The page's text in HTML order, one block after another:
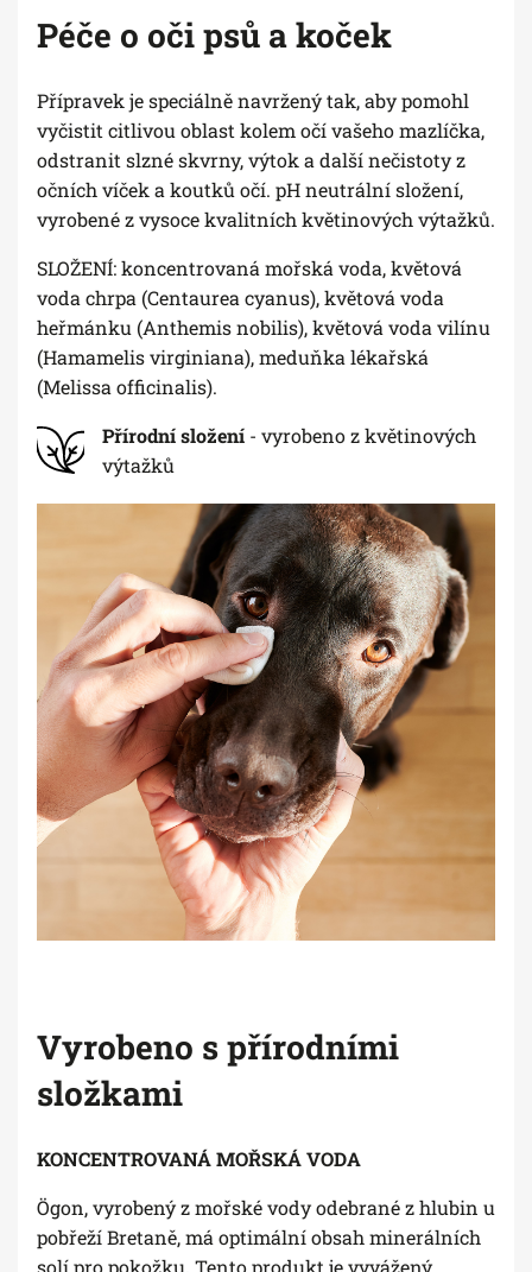
Péče o oči psů a koček
Přípravek je speciálně navržený tak, aby pomohl
vyčistit citlivou oblast kolem očí vašeho mazlíčka,
odstranit slzné skvrny, výtok a další nečistoty z
očních víček a koutků očí. pH neutrální složení,
vyrobené z vysoce kvalitních květinových výtažků.
SLOŽENÍ: koncentrovaná mořská voda, květová
voda chrpa (Centaurea cyanus), květová voda
heřmánku (Anthemis nobilis), květová voda vilínu
(Hamamelis virginiana), meduňka lékařská
(Melissa officinalis).
Přírodní složení - vyrobeno z květinových
výtažků
Vyrobeno s přírodními
složkami
KONCENTROVANÁ MOŘSKÁ VODA
Ögon, vyrobený z mořské vody odebrané z hlubin u
pobřeží Bretaně, má optimální obsah minerálních